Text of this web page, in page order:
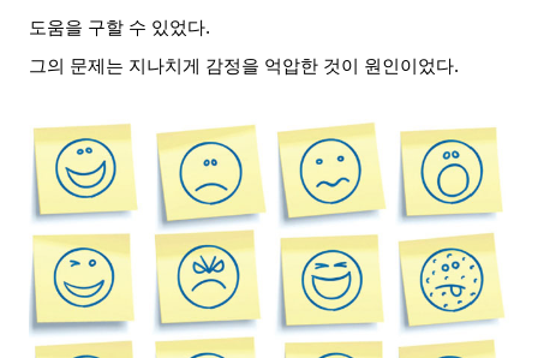
도움을 구할 수 있었다.
그의 문제는 지나치게 감정을 억압한 것이 원인이었다.